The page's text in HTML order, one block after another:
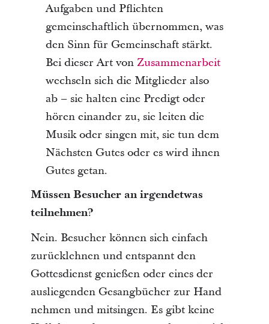
Aufgaben und Pflichten
gemeinschaftlich übernommen, was
den Sinn für Gemeinschaft stärkt.
Bei dieser Art von Zusammenarbeit
wechseln sich die Mitglieder also
ab – sie halten eine Predigt oder
hören einander zu, sie leiten die
Musik oder singen mit, sie tun dem
Nächsten Gutes oder es wird ihnen
Gutes getan.
Müssen Besucher an irgendetwas
teilnehmen?
Nein. Besucher können sich einfach
zurücklehnen und entspannt den
Gottesdienst genießen oder eines der
ausliegenden Gesangbücher zur Hand
nehmen und mitsingen. Es gibt keine